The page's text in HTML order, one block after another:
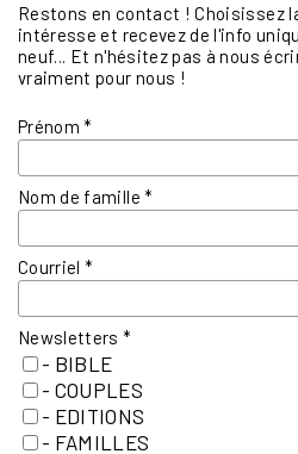
Restons en contact ! Choisissez
intéresse et recevez de l'info
neuf... Et n'hésitez pas à nous
vraiment pour nous !
Prénom*
Nom de famille*
Courriel*
Newsletters*
- BIBLE
- COUPLES
- EDITIONS
- FAMILLES